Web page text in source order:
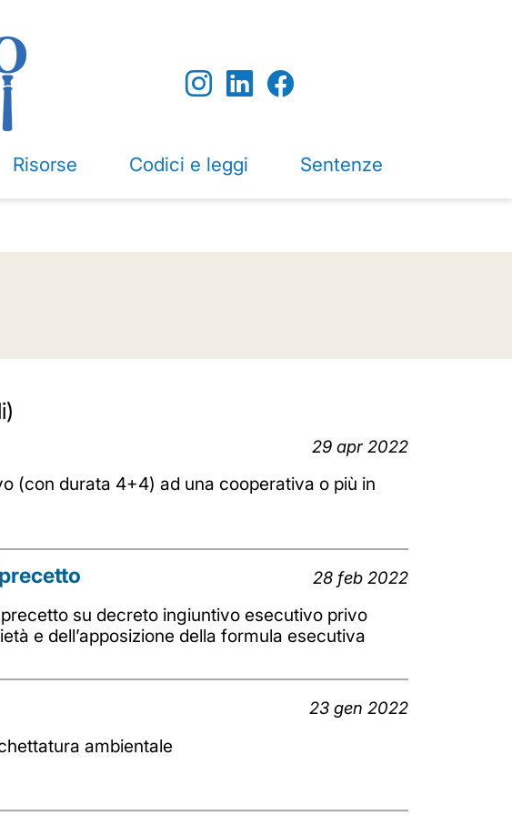
Risorse Codici e leggi Sentenze
29 apr 2022
(con durata 4+4) ad una cooperativa o più in
28 feb 2022
su decreto ingiuntivo esecutivo privo
e dell’apposizione della formula esecutiva
23 gen 2022
ambientale